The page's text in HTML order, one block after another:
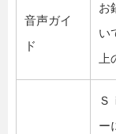
音声ガイ
ド
お
い
上
Ｓ
ー